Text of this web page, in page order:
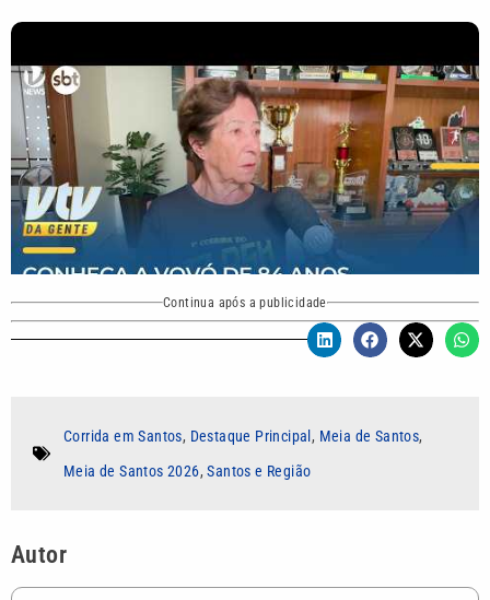
Continua após a publicidade
Corrida em Santos, Destaque Principal , Meia de Santos,
Meia de Santos 2026,Santos e Região
Autor